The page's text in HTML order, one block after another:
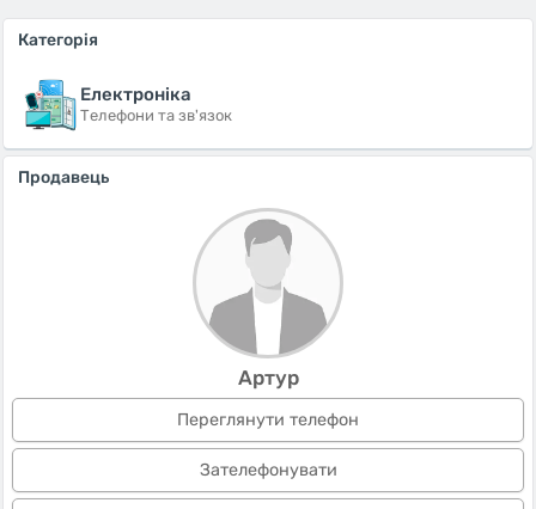
Категорія
Електроніка
Телефони та зв'язок
Продавець
Артур
Переглянути телефон
Зателефонувати